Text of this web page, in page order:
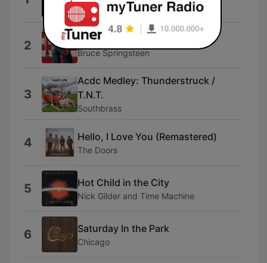
Van Morrison
2 Dancing In the Dark
Bruce Springsteen
3
Acdc Medley: Thunderstruck /
T.N.T.
Southbrass
4 Hello, I Love You (Remastered)
The Doors
5 Hot Child in the City
Nick Gilder and Time Machine
6 Saturday In the Park
Chicago